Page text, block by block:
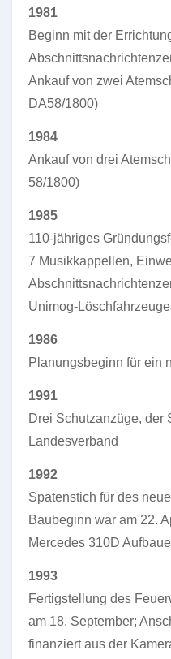
1981
Beginn mit der
Ankauf von zwei
DA58/1800)
1984
Ankauf von drei
58/1800)
1985
110-jähriges
7 Musikkappellen,
Unimog-
1986
Planungsbeginn für ein
1991
Drei Schutzanzüge, der
Landesverband
1992
Spatenstich für des
Baubeginn war am 22.
Mercedes 310D
1993
Fertigstellung des
am 18. September;
finanziert aus der